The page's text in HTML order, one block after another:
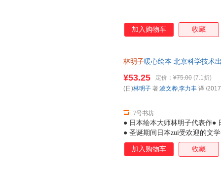
加入购物车 收藏
林明子暖心绘本 北京科学技术
● 日本绘本大师林明子代表作●
● 圣诞期间日本zui受欢迎的文
子暖暖的画风吸引到，读罢故
孩虽看上去有些胆小，但她们
¥53.25 定价： ¥75.00 (7.1折)
7号书坊
(日)林明子 著;凌文桦,李力丰 译 /
加入购物车 收藏